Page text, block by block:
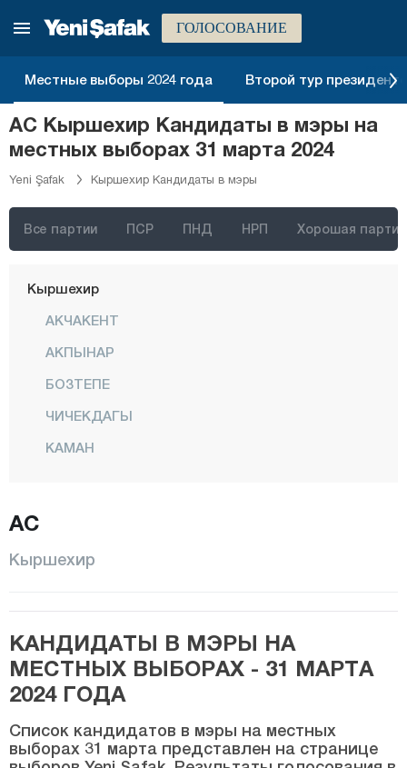
ГОЛОСОВАНИЕ
Местные выборы 2024 года Второй тур
АС Кыршехир Кандидаты в мэры на
местных выборах 31 марта 2024
Yeni Şafak Кыршехир Кандидаты в мэры
Все партии ПСР ПНД НРП Хорошая партия
Карабюк
Караман
Карс
Кастамону
Кайсери
Килис
Кыркларэли
Кыршехир
АКЧАКЕНТ
АКПЫНАР
БОЗТЕПЕ
ЧИЧЕКДАГЫ
КАМАН
МУДЖУР
Коджаэли
Конья
Кютахья
Малатья
АС
Кыршехир
КАНДИДАТЫ В МЭРЫ НА
МЕСТНЫХ ВЫБОРАХ - 31 МАРТА
2024 ГОДА
Список кандидатов в мэры на местных
выборах 31 марта представлен на странице